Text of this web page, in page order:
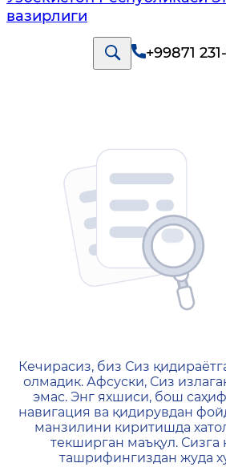
вазирлиги
+99871
404 —
Кечирасиз, биз Сиз
олмадик. Афсуски, Сиз
эмас. Энг яхшиси, бош
навигация ва қидирувдан
манзилини киритишда
текширган маъқул. Сизга
ташрифингиздан жуда